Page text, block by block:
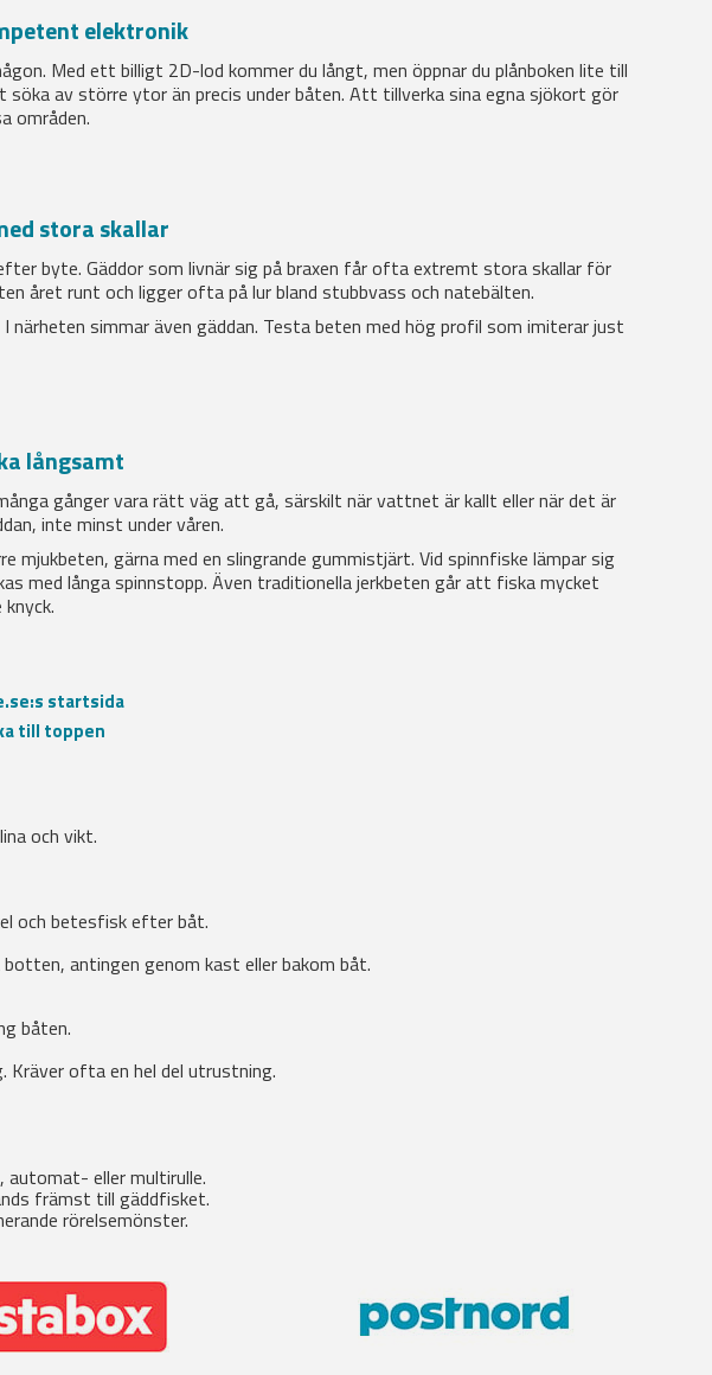
elektronik
Med ett billigt 2D-lod kommer du långt, men öppnar du plånboken lite till
av större ytor än precis under båten. Att tillverka sina egna sjökort gör
områden.
stora skallar
byte. Gäddor som livnär sig på braxen får ofta extremt stora skallar för
året runt och ligger ofta på lur bland stubbvass och natebälten.
simmar även gäddan. Testa beten med hög profil som imiterar just
långsamt
gånger vara rätt väg att gå, särskilt när vattnet är kallt eller när det är
inte minst under våren.
gärna med en slingrande gummistjärt. Vid spinnfiske lämpar sig
med långa spinnstopp. Även traditionella jerkbeten går att fiska mycket
startsida
till toppen
och vikt.
och betesfisk efter båt.
antingen genom kast eller bakom båt.
båten.
ofta en hel del utrustning.
eller multirulle.
främst till gäddfisket.
rörelsemönster.